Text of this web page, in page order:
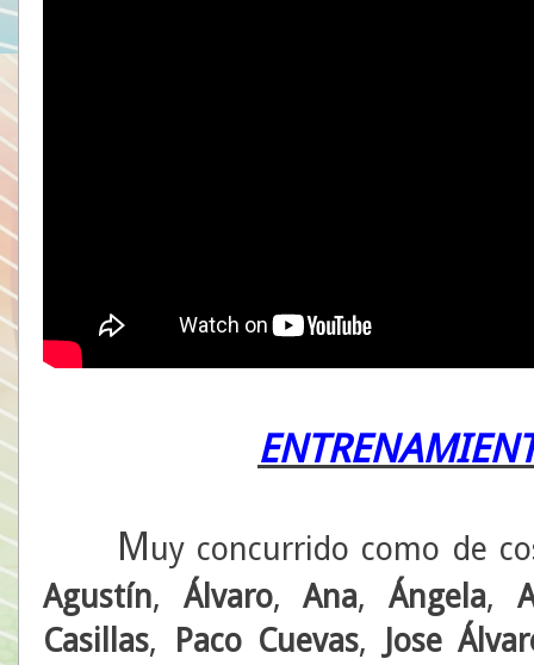
Muy concurrido como de
Agustín, Álvaro,Ana,Ángela,
Casillas, Paco Cuevas,
Jose